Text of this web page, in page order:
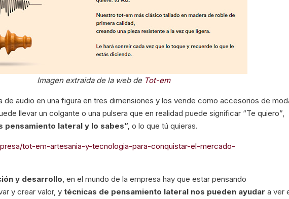
Imagen extraida de la web de Tot-em
de audio en una figura en tres dimensiones y los vende como accesorios de
llevar un colgante o una pulsera que en realidad puede significar “Te quiero”,
pensamiento lateral y lo sabes”, o lo que tú quieras.
tot-em-artesania-y-tecnologia-para-conquistar-el-mercado-
y desarrollo, en el mundo de la empresa hay que estar pensando
y crear valor, ytécnicas de pensamiento lateral nos pueden ayudar a ver